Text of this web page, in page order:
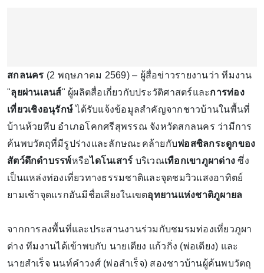
สกลนคร (2 พฤษภาคม 2569) – ผู้สื่อข่าวรายงานว่า ทีมงาน
"ลุยผ่านเลนส์" ผู้ผลิตสื่อเกี่ยวกับประวัติศาสตร์และการท่อง
เที่ยวเชิงอนุรักษ์ได้รับแจ้งข้อมูลสำคัญจากชาวบ้านในพื้นที่
บ้านห้วยหีบ อำเภอโคกศรีสุพรรณ จังหวัดสกลนคร ว่ามีการ
ค้นพบวัตถุที่มีรูปร่างและลักษณะคล้ายกับฟอสซิลกระดูกของ
สัตว์ดึกดำบรรพ์หรือไดโนเสาร์ บริเวณเทือกเขาภูผาด่าง ซึ่ง
เป็นแหล่งท่องเที่ยวทางธรรมชาติและจุดชมวิวแสงอาทิตย์
ยามเช้าจุดแรกอันมีชื่อเสียงในเขตอุทยานแห่งชาติภูผายล
จากการลงพื้นที่และประสานงานร่วมกับชมรมท่องเที่ยวภูผา
ด่าง ทีมงานได้เข้าพบกับ นายเตียง แก้วกิ่ง (พ่อเตียง) และ
นายสำเร็จ นนท์คำวงศ์ (พ่อสำเร็จ) สองชาวบ้านผู้ค้นพบวัตถุ